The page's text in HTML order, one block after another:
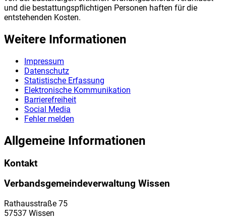
und die bestattungspflichtigen Personen haften für die
entstehenden Kosten.
Weitere Informationen
Impressum
Datenschutz
Statistische Erfassung
Elektronische Kommunikation
Barrierefreiheit
Social Media
Fehler melden
Allgemeine Informationen
Kontakt
Verbandsgemeindeverwaltung Wissen
Rathausstraße 75
57537 Wissen